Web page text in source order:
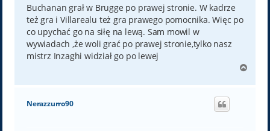
t
Buchanan grał w Brugge po prawej stronie. W kadrze
też gra i Villarealu też gra prawego pomocnika. Więc po
co upychać go na siłę na lewą. Sam mowil w
wywiadach ,że woli grać po prawej stronie,tylko nasz
mistrz Inzaghi widział go po lewej
g
Nerazzurro90